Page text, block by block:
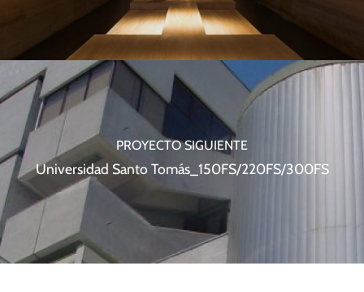
PROYECTO SIGUIENTE
Universidad Santo Tomás_150FS/220FS/300FS